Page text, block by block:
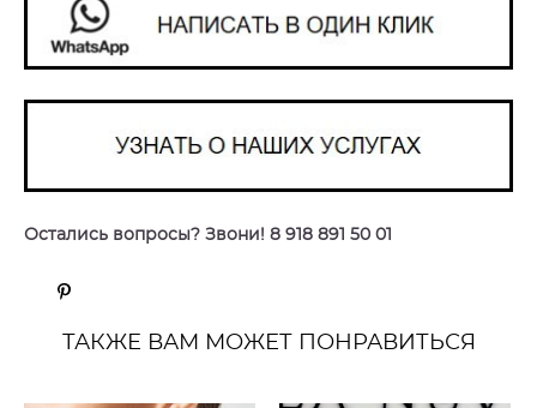
Остались вопросы? Звони! 8 918 891 50 01
ТАКЖЕ ВАМ МОЖЕТ ПОНРАВИТЬСЯ